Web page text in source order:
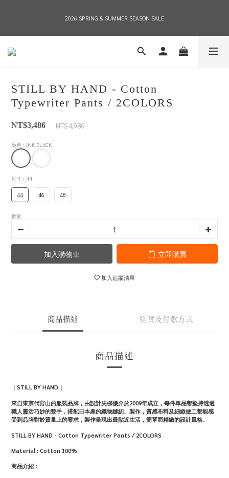
2026 SPRING & SUMMER SEASON SALE
2026 SPRING & SUMMER SEASON SALE
全店消費滿NT$8,000 享有7-11店到店免運費，NT$10,000店到店與宅配到府免運費
2026 SPRING & SUMMER SEASON SALE
STILL BY HAND - Cotton
Typewriter Pants / 2COLORS
NT$3,486 NT$4,980
顏色 : INK BLACK
尺寸 : 44
44 46 48
數量
加入購物車 立即購買
加入追蹤清單
商品描述 送貨及付款方式
商品描述
｜ STILL BY HAND ｜
來自東京代官山的服裝品牌，由設計失柳優介於2009年成立，每件單品都堅持透過
職人靈活巧妙的雙手，搭配日本產的織物縫紉、製作，質感布料及細緻做工都能感
受到品牌對於質量上的要求，製作呈現出最貼近生活，簡單而精緻的設計風格。
STILL BY HAND - Cotton Typewriter Pants / 2COLORS
Material : Cotton 100%
商品介紹：